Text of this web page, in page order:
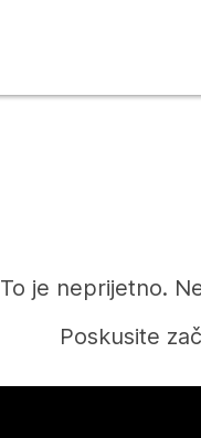
To je neprijetno.
Poskusite